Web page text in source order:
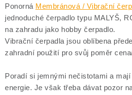
PŘÍSLUŠENSTVÍ PRO
POPTÁVKA
DRENÁŽNÍ ČERPADLA
Ponorná Membránová / Vibrační
jednoduché čerpadlo typu MALYŠ,
na zahradu jako hobby čerpadlo.
Vibrační čerpadla jsou oblíbena
zahradní použití pro svůj poměr
Poradí si jemnými nečistotami a
energie. Je však třeba dávat pozor